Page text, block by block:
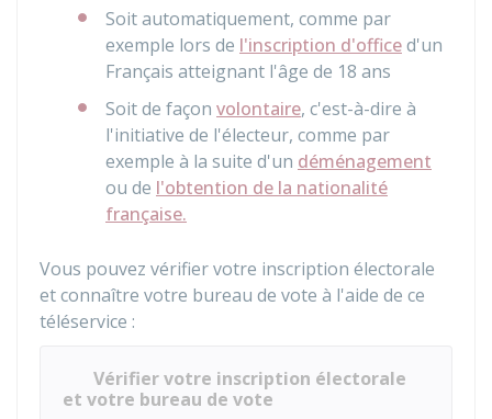
Soit automatiquement, comme par
exemple lors de l'inscription d'officed'un
Français atteignant l'âge de 18 ans
Soit de façon volontaire, c'est-à-dire à
l'initiative de l'électeur, comme par
exemple à la suite d'un déménagement
ou de l'obtention de la nationalité
française.
Vous pouvez vérifier votre inscription électorale
et connaître votre bureau de vote à l'aide de ce
téléservice :
Vérifier votre inscription électorale
et votre bureau de vote